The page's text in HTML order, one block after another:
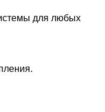
для любых